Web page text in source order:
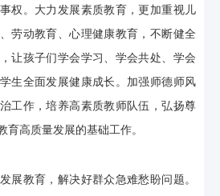
权。大力发展素质教育，更加重视儿
劳动教育、心理健康教育，不断健全
让孩子们学会学习、学会共处、学会
生全面发展健康成长。加强师德师风
工作，培养高素质教师队伍，弘扬尊
育高质量发展的基础工作。
教育，解决好群众急难愁盼问题。